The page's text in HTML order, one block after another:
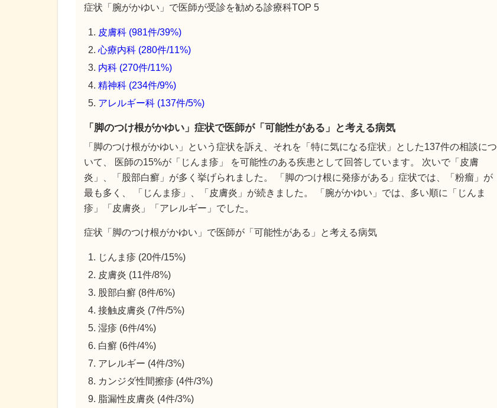
症状「腕がかゆい」で医師が受診を勧める診療科TOP 5
皮膚科 (981件/39%)
心療内科 (280件/11%)
内科 (270件/11%)
精神科 (234件/9%)
アレルギー科 (137件/5%)
「脚のつけ根がかゆい」症状で医師が「可能性がある」と考える病気
「脚のつけ根がかゆい」という症状を訴え、それを「特に気になる症状」とした137件の相談につ
いて、 医師の15%が「じんま疹」 を可能性のある疾患として回答しています。 次いで「皮膚
炎」、「股部白癬」が多く挙げられました。 「脚のつけ根に発疹がある」症状では、「粉瘤」が
最も多く、 「じんま疹」、「皮膚炎」が続きました。 「腕がかゆい」では、多い順に「じんま
疹」「皮膚炎」「アレルギー」でした。
症状「脚のつけ根がかゆい」で医師が「可能性がある」と考える病気
じんま疹 (20件/15%)
皮膚炎 (11件/8%)
股部白癬 (8件/6%)
接触皮膚炎 (7件/5%)
湿疹 (6件/4%)
白癬 (6件/4%)
アレルギー (4件/3%)
カンジダ性間擦疹 (4件/3%)
脂漏性皮膚炎 (4件/3%)